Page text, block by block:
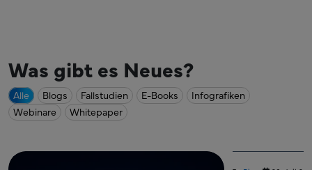
Was gibt es Neues?
Alle Blogs Fallstudien E-Books
Infografiken
Webinare
Whitepaper